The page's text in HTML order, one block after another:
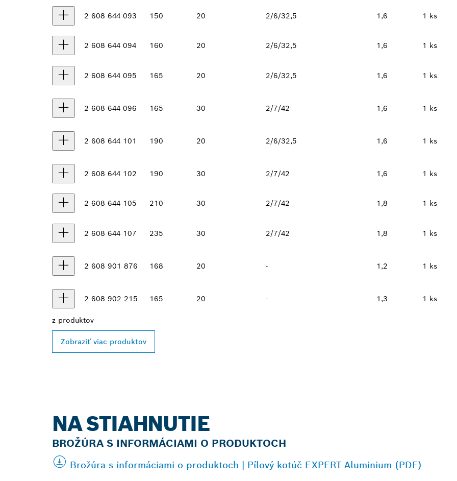
2 608 644 093 150 20 2/6/32,5 1,6 1 ks
2 608 644 094 160 20 2/6/32,5 1,6 1 ks
2 608 644 095 165 20 2/6/32,5 1,6 1 ks
2 608 644 096 165 30 2/7/42 1,6 1 ks
2 608 644 101 190 20 2/6/32,5 1,6 1 ks
2 608 644 102 190 30 2/7/42 1,6 1 ks
2 608 644 105 210 30 2/7/42 1,8 1 ks
2 608 644 107 235 30 2/7/42 1,8 1 ks
2 608 901 876 168 20 - 1,2 1 ks
2 608 902 215 165 20 - 1,3 1 ks
z produktov
Zobraziť viac produktov
NA STIAHNUTIE
BROŽÚRA S INFORMÁCIAMI O PRODUKTOCH
Brožúra s informáciami o produktoch | Pílový kotúč EXPERT Aluminium (PDF)